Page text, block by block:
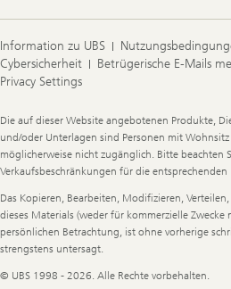
Information zu UBS
Cybersicherheit
Betrügerische E-Mails
Privacy Settings
Legal
Information
Die auf dieser Website angebotenen Produkte,
und/oder Unterlagen sind Personen mit
möglicherweise nicht zugänglich. Bitte beachten
Verkaufsbeschränkungen für die
Das Kopieren, Bearbeiten, Modifizieren,
dieses Materials (weder für kommerzielle
persönlichen Betrachtung, ist ohne vorherige
strengstens untersagt.
© UBS 1998 - 2026. Alle Rechte vorbehalten.